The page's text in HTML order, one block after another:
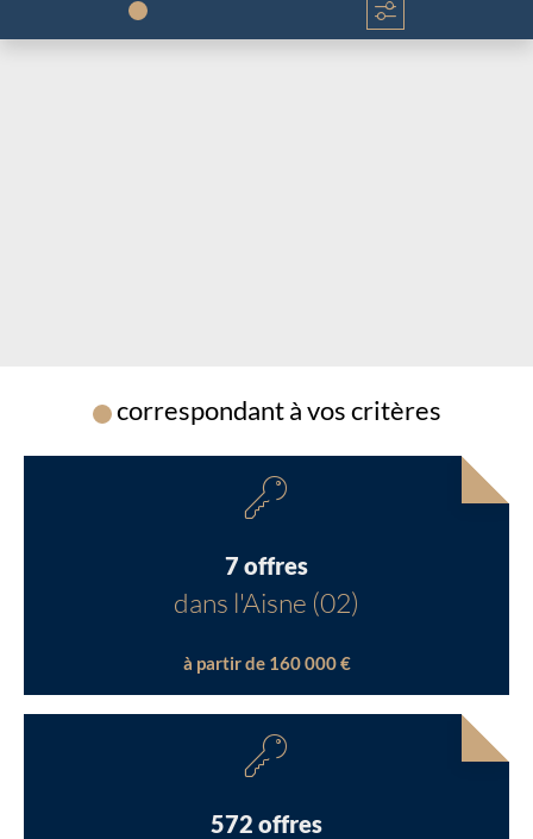
Chargement...
Chargement...
correspondant à vos critères
7 offres
dans l'Aisne (02)
à partir de 160 000 €
572 offres